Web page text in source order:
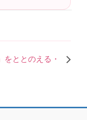
ととのえる・